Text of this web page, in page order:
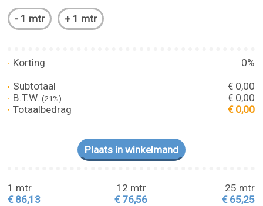
Korting
0%
Subtotaal
€ 0,00
B.T.W.(21%)
€ 0,00
Totaalbedrag
€ 0,00
1 mtr
€ 86,13
12 mtr
€ 76,56
25 mtr
€ 65,25